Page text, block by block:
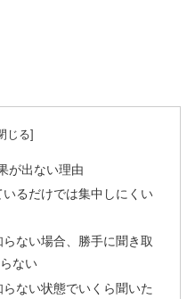
が出ない理由
るだけでは集中しにくい
ない場合、勝手に聞き取
ない
ない状態でいくら聞いた